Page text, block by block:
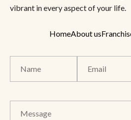
vibrant in every aspect of your life.
HomeAbout us